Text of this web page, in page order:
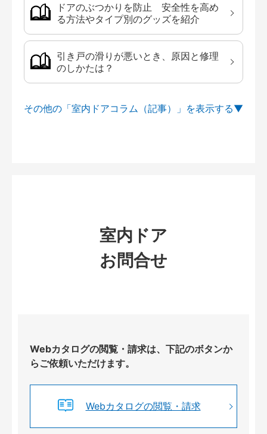
ドアのぶつかりを防止 安全性を高め
る方法やタイプ別のグッズを紹介
引き戸の滑りが悪いとき、原因と修理
のしかたは？
その他の「室内ドアコラム（記事）」を
室内ドア
お問合せ
Webカタログの閲覧・請求は、下記のボタンか
らご依頼いただけます。
Webカタログの閲覧・請求